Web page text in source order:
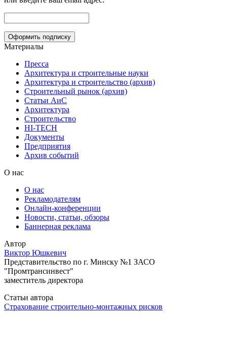
Материалы
Пресса
Архитектура и строительные науки
Архитектура и строительство (архив)
Строительный рынок (архив)
Статьи АиС
Архитектура
Строительство
HI-TECH
Документы
Предприятия
Архив событий
О нас
О нас
Рекламодателям
Онлайн-конференции
Новости, статьи, обзоры
Баннерная реклама
Автор
Виктор Юшкевич
Представительство по г. Минску №1 ЗАСО
"Промтрансинвест"
заместитель директора
Статьи автора
Страхование строительно-монтажных рисков